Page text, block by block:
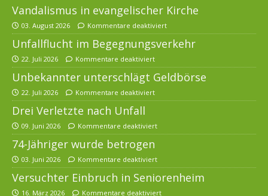
Vandalismus in evangelischer Kirche
03. August 2026 Kommentare deaktiviert
Unfallflucht im Begegnungsverkehr
22. Juli 2026 Kommentare deaktiviert
Unbekannter unterschlägt Geldbörse
22. Juli 2026 Kommentare deaktiviert
Drei Verletzte nach Unfall
09. Juni 2026 Kommentare deaktiviert
74-Jähriger wurde betrogen
03. Juni 2026 Kommentare deaktiviert
Versuchter Einbruch in Seniorenheim
16. März 2026 Kommentare deaktiviert